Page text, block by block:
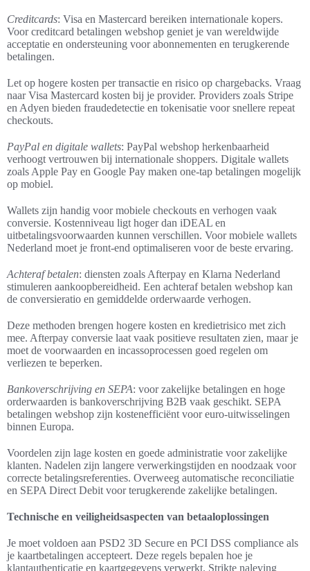
Creditcards: Visa en Mastercard bereiken internationale kopers.
Voor creditcard betalingen webshop geniet je van wereldwijde
acceptatie en ondersteuning voor abonnementen en terugkerende
betalingen.
Let op hogere kosten per transactie en risico op chargebacks. Vraag
naar Visa Mastercard kosten bij je provider. Providers zoals Stripe
en Adyen bieden fraudedetectie en tokenisatie voor snellere repeat
checkouts.
PayPal en digitale wallets: PayPal webshop herkenbaarheid
verhoogt vertrouwen bij internationale shoppers. Digitale wallets
zoals Apple Pay en Google Pay maken one-tap betalingen mogelijk
op mobiel.
Wallets zijn handig voor mobiele checkouts en verhogen vaak
conversie. Kostenniveau ligt hoger dan iDEAL en
uitbetalingsvoorwaarden kunnen verschillen. Voor mobiele wallets
Nederland moet je front-end optimaliseren voor de beste ervaring.
Achteraf betalen: diensten zoals Afterpay en Klarna Nederland
stimuleren aankoopbereidheid. Een achteraf betalen webshop kan
de conversieratio en gemiddelde orderwaarde verhogen.
Deze methoden brengen hogere kosten en kredietrisico met zich
mee. Afterpay conversie laat vaak positieve resultaten zien, maar je
moet de voorwaarden en incassoprocessen goed regelen om
verliezen te beperken.
Bankoverschrijving en SEPA: voor zakelijke betalingen en hoge
orderwaarden is bankoverschrijving B2B vaak geschikt. SEPA
betalingen webshop zijn kostenefficiënt voor euro-uitwisselingen
binnen Europa.
Voordelen zijn lage kosten en goede administratie voor zakelijke
klanten. Nadelen zijn langere verwerkingstijden en noodzaak voor
correcte betalingsreferenties. Overweeg automatische reconciliatie
en SEPA Direct Debit voor terugkerende zakelijke betalingen.
Technische en veiligheidsaspecten van betaaloplossingen
Je moet voldoen aan PSD2 3D Secure en PCI DSS compliance als
je kaartbetalingen accepteert. Deze regels bepalen hoe je
klantauthenticatie en kaartgegevens verwerkt. Strikte naleving